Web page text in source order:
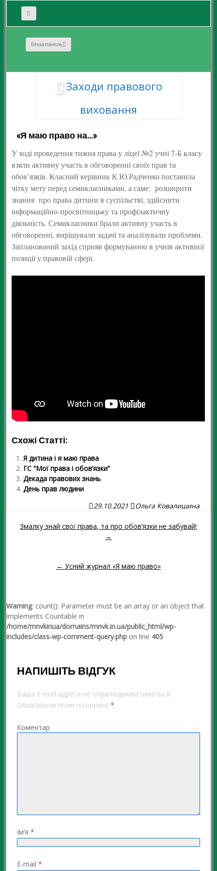
Бічна панель
Заходи правового
виховання
«Я маю право на…»
У ході проведення тижня права у ліцеї №2 учні 7-Б класу
взяли активну участь в обговоренні своїх прав та
обов’язків. Класний керівник К.Ю.Радченко поставила
чітку мету перед семикласниками, а саме: розширити
знання про права дитини в суспільстві, здійснити
інформаційно-просвітницьку та профілактичну
діяльність. Семикласники брали активну участь в
обговоренні, вирішували задачі та аналізували проблеми.
Запланований захід сприяв формуванню в учнів активної
позиції у правовій сфері.
Схожі Статті:
Я дитина і я маю права
ГС “Мої права і обов’язки”
Декада правових знань
День прав людини
29.10.2021
Ольга Ковалишина
Навігація повідомленням
Змалку знай свої права, та про обов’язки не забувай!
→
← Усний журнал «Я маю право»
Warning: count(): Parameter must be an array or an object that
implements Countable in
/home/mnvkinua/domains/mnvk.in.ua/public_html/wp-
includes/class-wp-comment-query.php on line 405
НАПИШІТЬ ВІДГУК
Ваша e-mail адреса не оприлюднюватиметься.
Обов’язкові поля позначені *
Коментар
Ім’я *
E-mail *